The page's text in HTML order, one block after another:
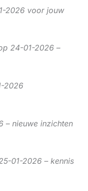
2026 voor jouw
24-01-2026 –
2026
– nieuwe inzichten
01-2026 – kennis